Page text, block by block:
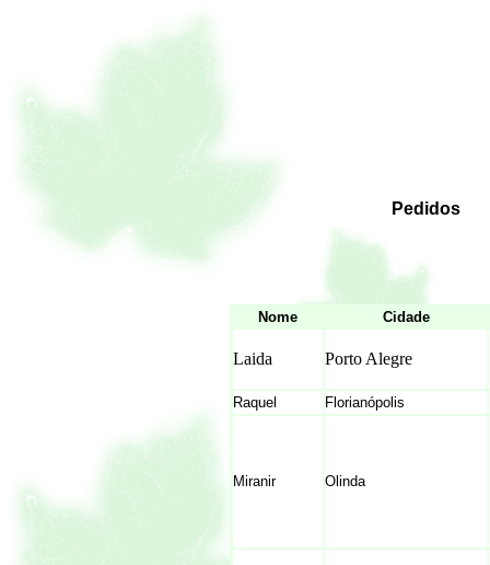
Pedidos
Nome Cidade
Laida Porto Alegre
Raquel Florianópolis
Miranir Olinda